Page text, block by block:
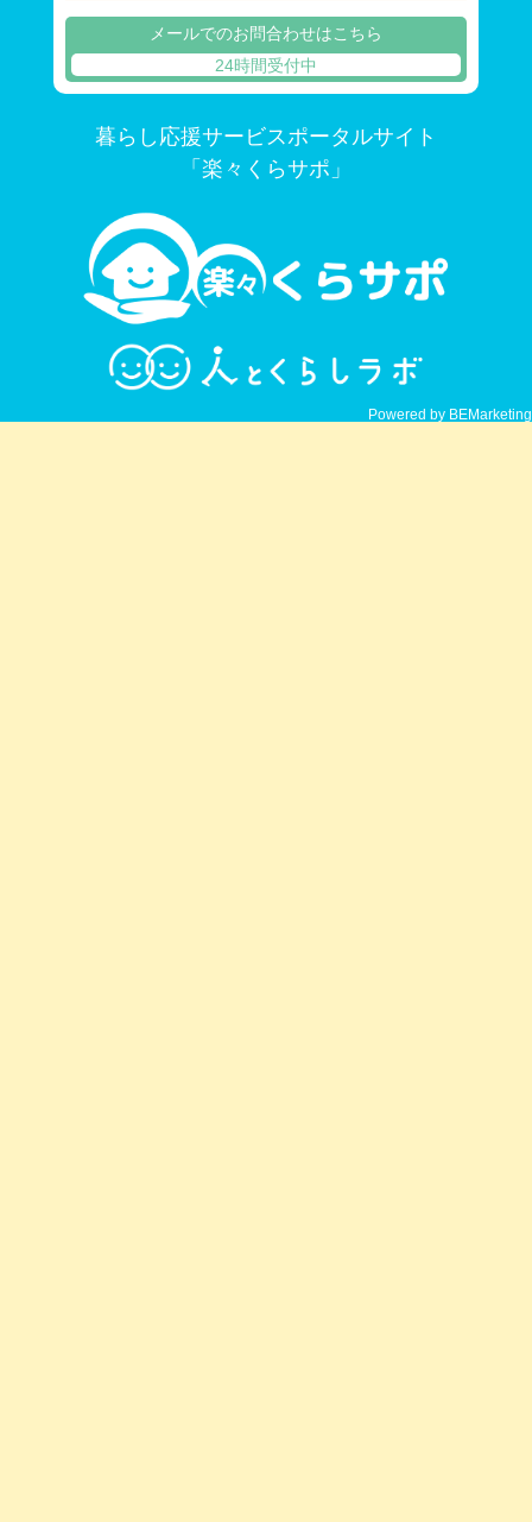
メールでのお問合わせはこちら
24時間受付中
暮らし応援サービスポータルサイト
「楽々くらサポ」
Powered by BEMarketing